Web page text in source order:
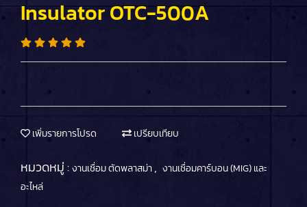
Insulator OTC-500A
เพิ่มรายการโปรด เปรียบเทียบ
หมวดหมู่ :งานเชื่อม ตัดพลาสม่า, งานเชื่อมคาร์บอน (MIG) และ
อะไหล่